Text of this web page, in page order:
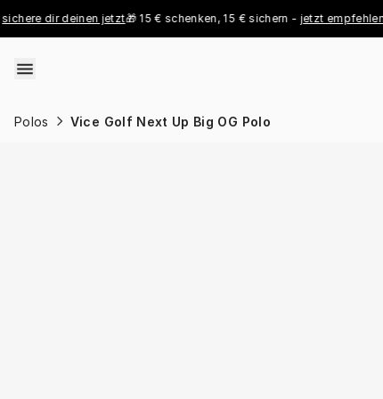
dir deinen jetzt🎁 15 € schenken, 15 € sichern - jetzt empfehlen👑
Polos Vice Golf Next Up Big OG Polo